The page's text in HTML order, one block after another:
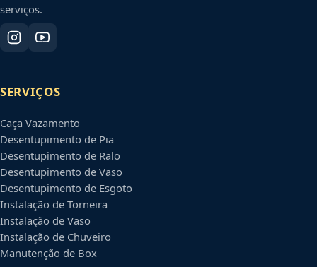
serviços.
SERVIÇOS
Caça Vazamento
Desentupimento de Pia
Desentupimento de Ralo
Desentupimento de Vaso
Desentupimento de Esgoto
Instalação de Torneira
Instalação de Vaso
Instalação de Chuveiro
Manutenção de Box